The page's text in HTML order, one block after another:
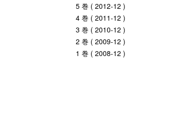
5 巻 ( 2012-12 )
4 巻 ( 2011-12 )
3 巻 ( 2010-12 )
2 巻 ( 2009-12 )
1 巻 ( 2008-12 )